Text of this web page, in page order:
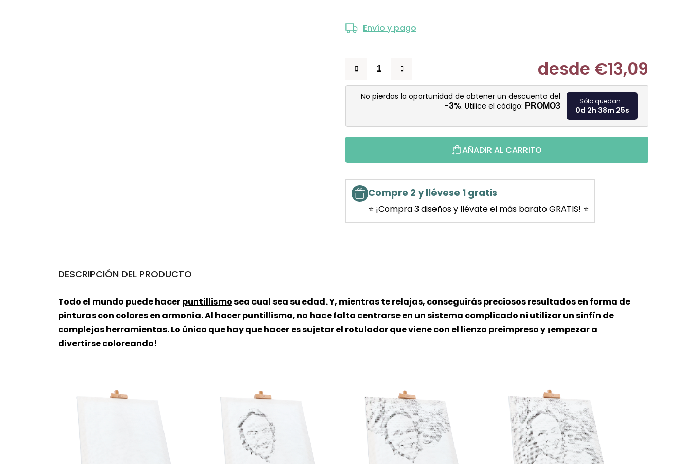
Envío y pago
desde €13,09
Medir
No pierdas la oportunidad de obtener un descuento del
-3%. Utilice el código: PROMO3
Sólo quedan...
0d 2h 38m 24s
AÑADIR AL CARRITO
Compre 2 y llévese 1 gratis
⭐ ¡Compra 3 diseños y llévate el más barato GRATIS! ⭐
DESCRIPCIÓN DEL PRODUCTO
Todo el mundo puede hacerpuntillismosea cual sea su edad. Y, mientras te relajas, conseguirás preciosos resultados en forma de
pinturas con colores en armonía. Al hacer puntillismo, no hace falta centrarse en un sistema complicado ni utilizar un sinfín de
complejas herramientas. Lo único que hay que hacer es sujetar el rotulador que viene con el lienzo preimpreso y ¡empezar a
divertirse coloreando!